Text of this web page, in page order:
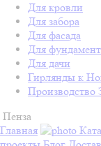
Для кровли
Для забора
Для фасада
Для
Для дачи
Гирлянды к
Производство
Пенза
Главная